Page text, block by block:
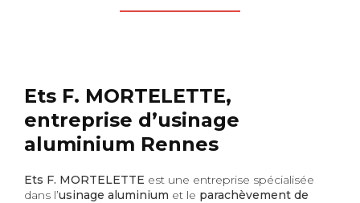
Ets F. MORTELETTE,
entreprise d’usinage
aluminium Rennes
Ets F. MORTELETTE est une entreprise spécialisée
dans l’usinage aluminium et le parachèvement de